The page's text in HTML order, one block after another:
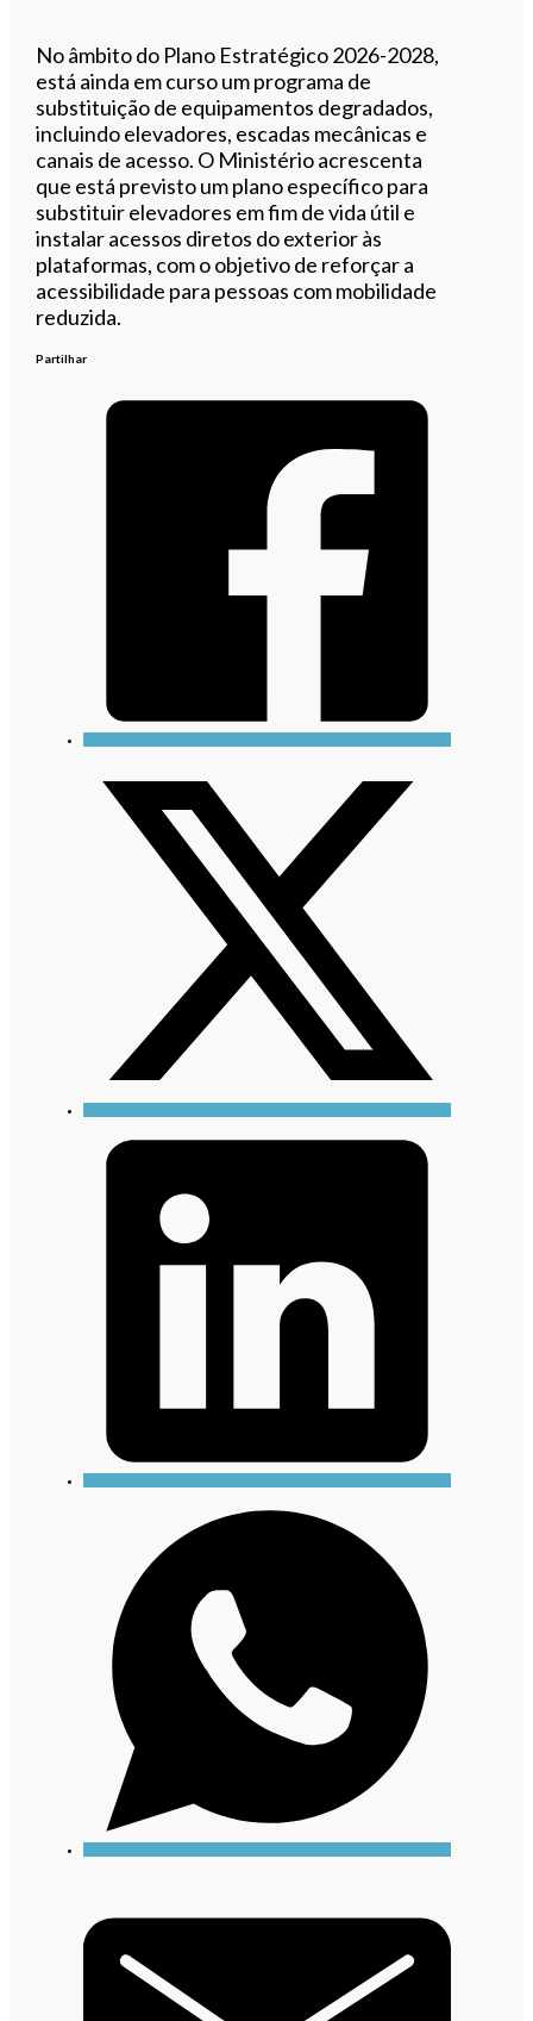
No âmbito do Plano Estratégico 2026-2028,
está ainda em curso um programa de
substituição de equipamentos degradados,
incluindo elevadores, escadas mecânicas e
canais de acesso. O Ministério acrescenta
que está previsto um plano específico para
substituir elevadores em fim de vida útil e
instalar acessos diretos do exterior às
plataformas, com o objetivo de reforçar a
acessibilidade para pessoas com mobilidade
reduzida.
Partilhar